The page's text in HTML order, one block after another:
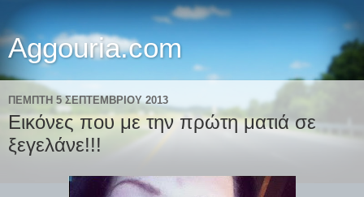
Aggouria.com
ΠΈΜΠΤΗ 5 ΣΕΠΤΕΜΒΡΊΟΥ 2013
Εικόνες που με την πρώτη ματιά σε
ξεγελάνε!!!